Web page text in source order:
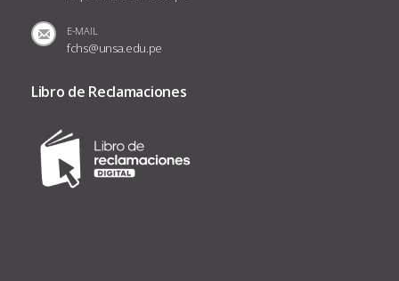
E-MAIL
fchs@unsa.edu.pe
Libro de Reclamaciones